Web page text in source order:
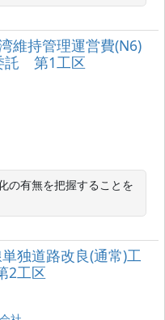
持管理運営費(N6)
託 第1工区
の有無を把握することを
独道路改良(通常)工
2工区